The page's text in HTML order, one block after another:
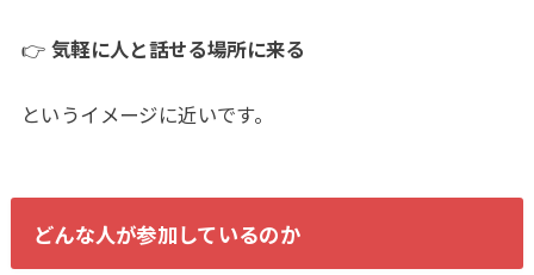
👉 気軽に人と話せる場所に来る
というイメージに近いです。
どんな人が参加しているのか